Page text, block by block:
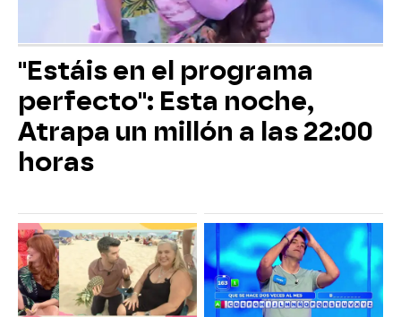
"Estáis en el programa
perfecto": Esta noche,
Atrapa un millón a las 22:00
horas